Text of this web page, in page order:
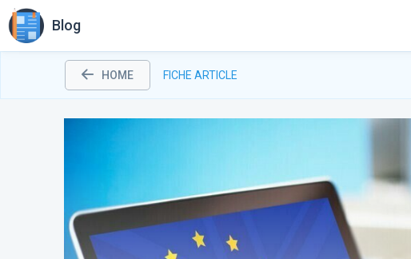
Blog
HOME FICHE ARTICLE